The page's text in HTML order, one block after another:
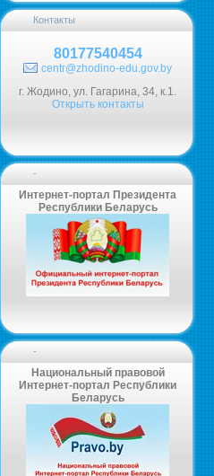
Контакты
80177540454
centr@zhodino-edu.gov.by
г. Жодино, ул. Гагарина, 34, к.1.
Открыть контакты
-
Интернет-портал Президента
Республики Беларусь
-
Национальный правовой
Интернет-портал Республики
Беларусь